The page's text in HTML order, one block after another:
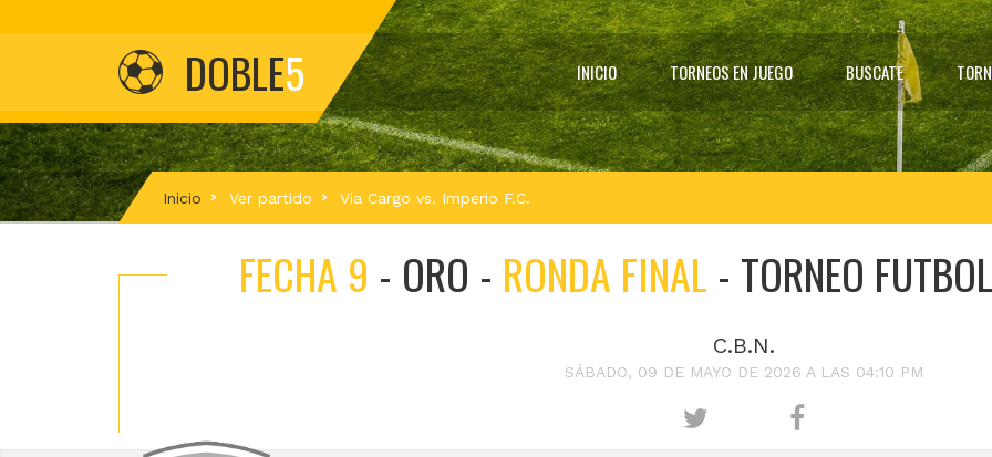
DOBLE5 INICIO TORNEOS EN JUEGO BUSCATE
Inicio Ver partido Via Cargo vs. Imperio F.C.
FECHA 9 - ORO - RONDA FINAL - TORNEO
C.B.N.
SÁBADO, 09 DE MAYO DE 2026 A LAS 04:10 PM